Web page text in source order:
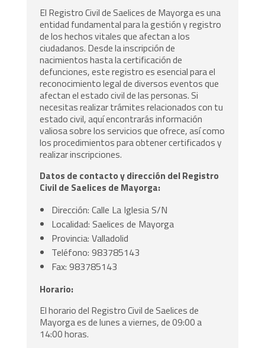
El Registro Civil de Saelices de Mayorga es una
entidad fundamental para la gestión y registro
de los hechos vitales que afectan a los
ciudadanos. Desde la inscripción de
nacimientos hasta la certificación de
defunciones, este registro es esencial para el
reconocimiento legal de diversos eventos que
afectan el estado civil de las personas. Si
necesitas realizar trámites relacionados con tu
estado civil, aquí encontrarás información
valiosa sobre los servicios que ofrece, así como
los procedimientos para obtener certificados y
realizar inscripciones.
Datos de contacto y dirección del Registro
Civil de Saelices de Mayorga:
Dirección: Calle La Iglesia S/N
Localidad: Saelices de Mayorga
Provincia: Valladolid
Teléfono: 983785143
Fax: 983785143
Horario:
El horario del Registro Civil de Saelices de
Mayorga es de lunes a viernes, de 09:00 a
14:00 horas.